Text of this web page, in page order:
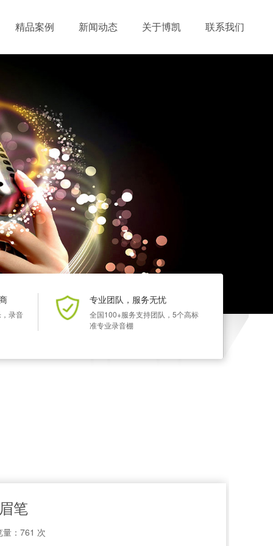
精品案例 新闻动态 关于博凯 联系我们
录音
专业团队，服务无忧
全国100+服务支持团队，5个高标
准专业录音棚
笔
量：761 次